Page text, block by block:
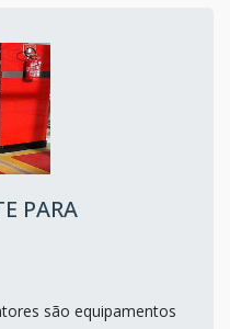
PARA
são equipamentos